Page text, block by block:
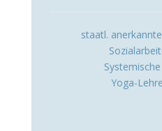
staatl.
Yoga-